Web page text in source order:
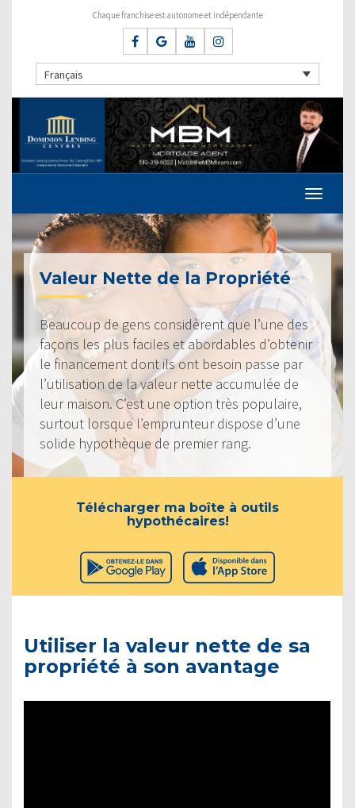
Chaque franchise est autonome et indépendante
Français
Valeur Nette de la Propriété
Beaucoup de gens considèrent que l’une des
façons les plus faciles et abordables d’obtenir
le financement dont ils ont besoin passe par
l’utilisation de la valeur nette accumulée de
leur maison. C’est une option très populaire,
surtout lorsque l’emprunteur dispose d’une
solide hypothèque de premier rang.
Télécharger ma boîte à outils
hypothécaires!
Utiliser la valeur nette de sa
propriété à son avantage